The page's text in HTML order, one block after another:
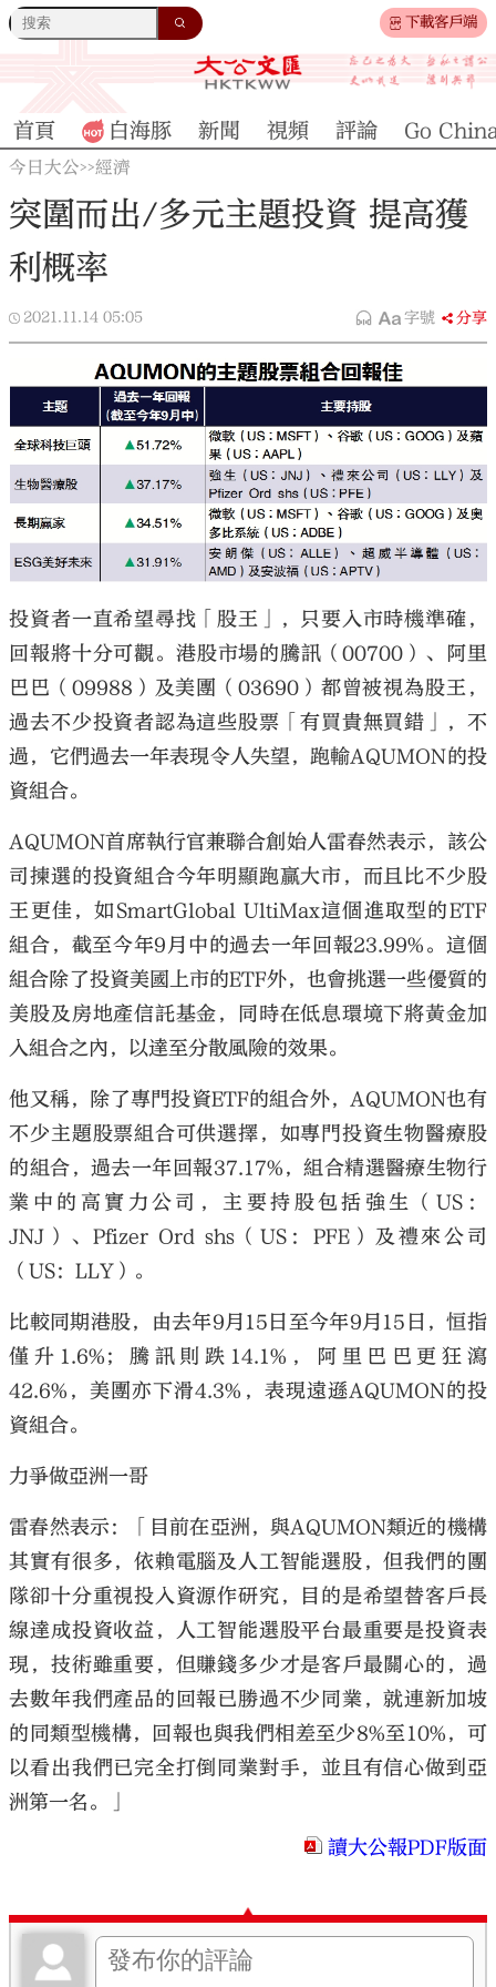
下載客戶端
大公文匯
首頁 白海豚 新聞 視頻 評論 Go
今日大公>>經濟
突圍而出/多元主題投資 提高獲
利概率
2021.11.14 05:05 字號 分享
投資者一直希望尋找「股王」，只要入市時機準確，
回報將十分可觀。港股市場的騰訊（00700）、阿里
巴巴（09988）及美團（03690）都曾被視為股王，
過去不少投資者認為這些股票「有買貴無買錯」，不
過，它們過去一年表現令人失望，跑輸AQUMON的投
資組合。
AQUMON首席執行官兼聯合創始人雷春然表示，該公
司揀選的投資組合今年明顯跑贏大市，而且比不少股
王更佳，如SmartGlobal UltiMax這個進取型的ETF
組合，截至今年9月中的過去一年回報23.99%。這個
組合除了投資美國上市的ETF外，也會挑選一些優質的
美股及房地產信託基金，同時在低息環境下將黃金加
入組合之內，以達至分散風險的效果。
他又稱，除了專門投資ETF的組合外，AQUMON也有
不少主題股票組合可供選擇，如專門投資生物醫療股
的組合，過去一年回報37.17%，組合精選醫療生物行
業中的高實力公司，主要持股包括強生（US：
JNJ）、Pfizer Ord shs（US：PFE）及禮來公司
（US：LLY）。
比較同期港股，由去年9月15日至今年9月15日，恒指
僅升1.6%；騰訊則跌14.1%，阿里巴巴更狂瀉
42.6%，美團亦下滑4.3%，表現遠遜AQUMON的投
資組合。
力爭做亞洲一哥
雷春然表示：「目前在亞洲，與AQUMON類近的機構
其實有很多，依賴電腦及人工智能選股，但我們的團
隊卻十分重視投入資源作研究，目的是希望替客戶長
線達成投資收益，人工智能選股平台最重要是投資表
現，技術雖重要，但賺錢多少才是客戶最關心的，過
去數年我們產品的回報已勝過不少同業，就連新加坡
的同類型機構，回報也與我們相差至少8%至10%，可
以看出我們已完全打倒同業對手，並且有信心做到亞
洲第一名。」
讀大公報PDF版面